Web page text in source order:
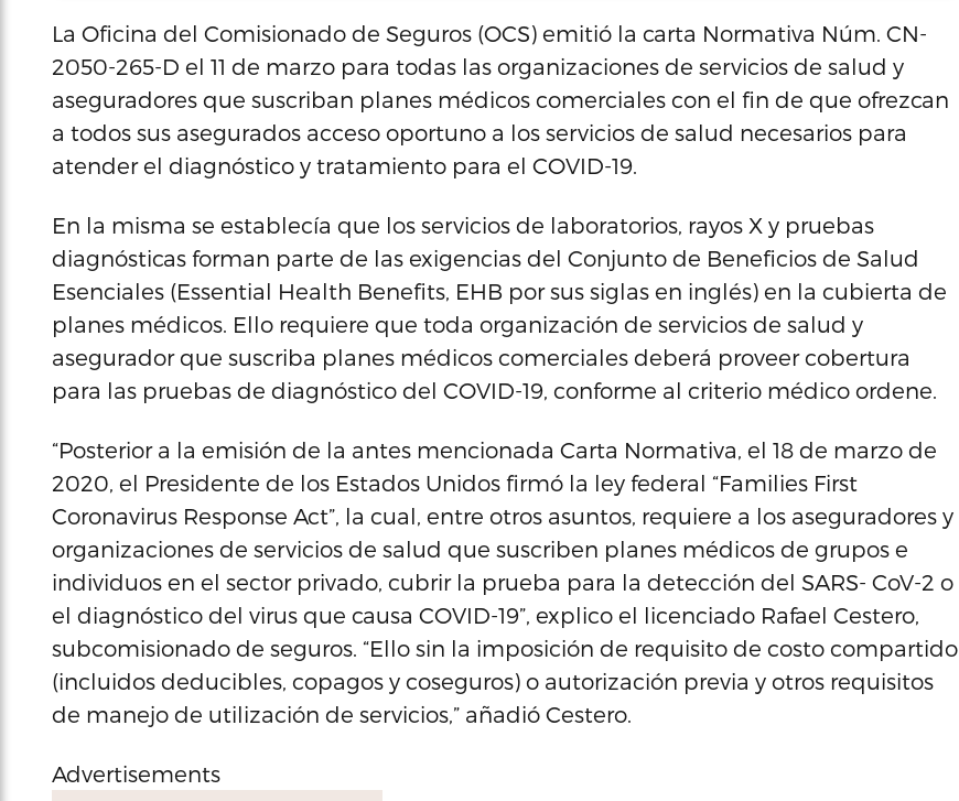
La Oficina del Comisionado de Seguros (OCS) emitió la carta Normativa Núm. CN-
2050-265-D el 11 de marzo para todas las organizaciones de servicios de salud y
aseguradores que suscriban planes médicos comerciales con el fin de que ofrezcan
a todos sus asegurados acceso oportuno a los servicios de salud necesarios para
atender el diagnóstico y tratamiento para el COVID-19.
En la misma se establecía que los servicios de laboratorios, rayos X y pruebas
diagnósticas forman parte de las exigencias del Conjunto de Beneficios de Salud
Esenciales (Essential Health Benefits, EHB por sus siglas en inglés) en la cubierta de
planes médicos. Ello requiere que toda organización de servicios de salud y
asegurador que suscriba planes médicos comerciales deberá proveer cobertura
para las pruebas de diagnóstico del COVID-19, conforme al criterio médico ordene.
“Posterior a la emisión de la antes mencionada Carta Normativa, el 18 de marzo de
2020, el Presidente de los Estados Unidos firmó la ley federal “Families First
Coronavirus Response Act”, la cual, entre otros asuntos, requiere a los aseguradores y
organizaciones de servicios de salud que suscriben planes médicos de grupos e
individuos en el sector privado, cubrir la prueba para la detección del SARS- CoV-2 o
el diagnóstico del virus que causa COVID-19”, explico el licenciado Rafael Cestero,
subcomisionado de seguros. “Ello sin la imposición de requisito de costo compartido
(incluidos deducibles, copagos y coseguros) o autorización previa y otros requisitos
de manejo de utilización de servicios,” añadió Cestero.
Advertisements